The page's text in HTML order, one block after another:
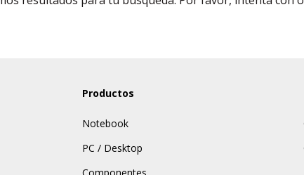
Productos
Notebook
PC / Desktop